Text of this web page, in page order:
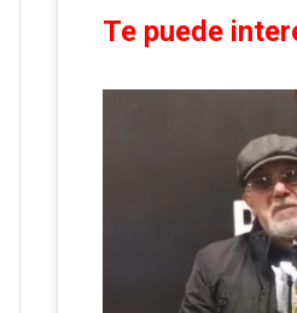
Te puede